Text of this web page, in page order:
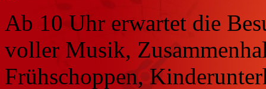
Ab 10 Uhr erwartet die
voller Musik,
Frühschoppen,